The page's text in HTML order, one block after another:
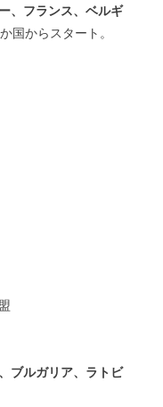
、フランス、ベルギ
国からスタート。
ブルガリア、ラトビ